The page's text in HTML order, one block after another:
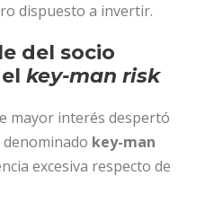
dispuesto a invertir.
del socio
key-man risk
mayor interés despertó
key-man
excesiva respecto de